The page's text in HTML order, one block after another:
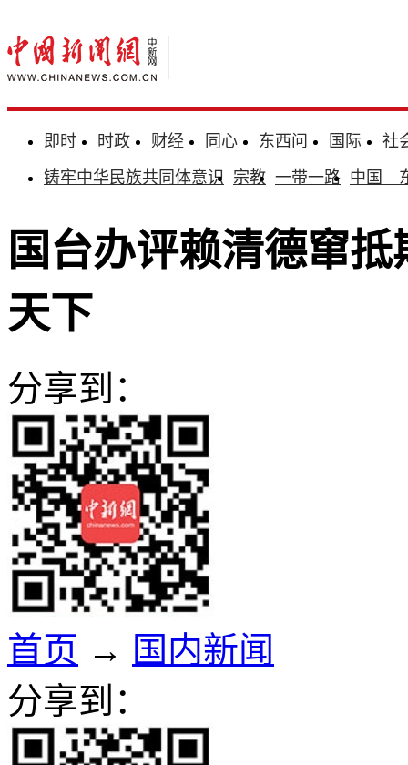
即时 时政 财经 同心 东西问 国际
社
铸牢中华民族共同体意识 宗教 一带一路 中国—
国台办评赖清德窜
天下
分享到：
首页 → 国内新闻
分享到：